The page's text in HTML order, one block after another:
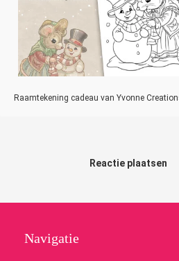
Raamtekening cadeau van Yvonne
Reactie plaatsen
Navigatie